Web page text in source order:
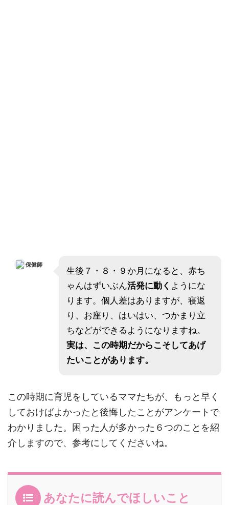
保健師
生後７・８・９か月になると、赤ち
ゃんはずいぶん活発に動く ようにな
ります。個人差はありますが、寝返
り、お座り、はいはい、つかまり立
ちなどができるようになりますね。
実は、この時期だからこそしてあげ
たいことがあります。
この時期に育児をしているママたちが、もっと早く
しておけばよかったと後悔したことがアンケートで
わかりました。困った人が多かった６つのことを紹
介しますので、参考にしてくださいね。
あなたに読んでほしいこと